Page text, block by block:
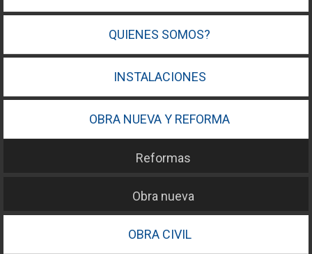
QUIENES SOMOS?
INSTALACIONES
OBRA NUEVA Y REFORMA
Reformas
Obra nueva
OBRA CIVIL